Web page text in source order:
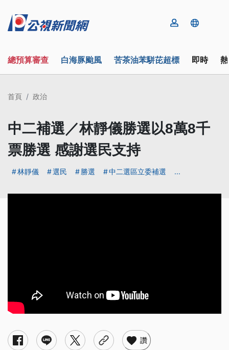
總預算審查 白海豚颱風 苦茶油苯駢芘超標 即時
首頁 政治
中二補選／林靜儀勝選以8萬8千
票勝選 感謝選民支持
林靜儀 選民 勝選 中二選區立委補選 ...
讚